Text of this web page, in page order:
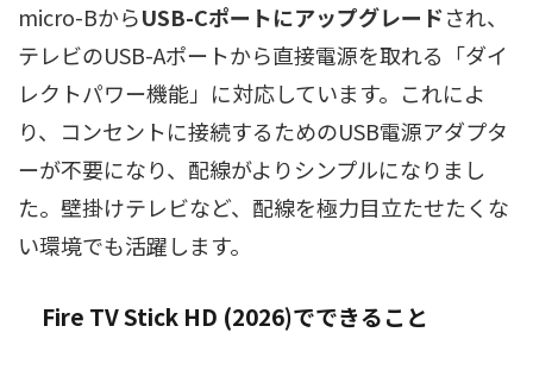
micro-BからUSB-Cポートにアップグレードされ、
テレビのUSB-Aポートから直接電源を取れる「ダイ
レクトパワー機能」に対応しています。これによ
り、コンセントに接続するためのUSB電源アダプタ
ーが不要になり、配線がよりシンプルになりまし
た。壁掛けテレビなど、配線を極力目立たせたくな
い環境でも活躍します。
Fire TV Stick HD (2026)でできること